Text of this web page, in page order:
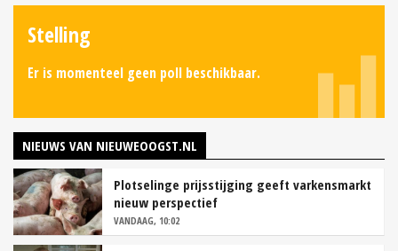
Stelling
Er is momenteel geen poll beschikbaar.
NIEUWS VAN NIEUWEOOGST.NL
Plotselinge prijsstijging geeft varkensmarkt
nieuw perspectief
VANDAAG, 10:02